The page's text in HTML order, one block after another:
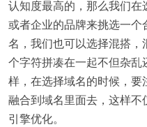
认知度最高的，那么我们
或者企业的品牌来挑选一
名，我们也可以选择混搭
个字符拼凑在一起不但杂
样，在选择域名的时候，
融合到域名里面去，这样
引擎优化。